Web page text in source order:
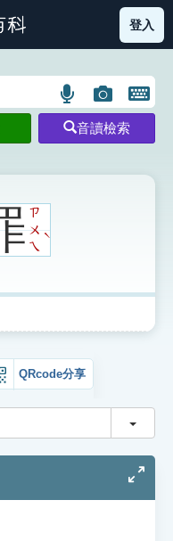
部首索引表圖示
登入
語
言
搜
圖
片
搜
開
鍵
圖
音讀檢索
ㄗ
ㄨ
ㄟ
ˋ
QRcode分享
切換